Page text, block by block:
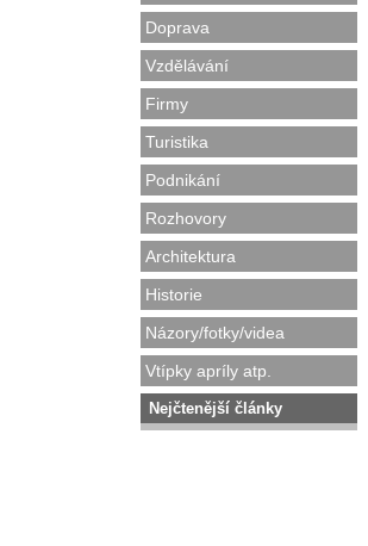
Doprava
Vzdělávání
Firmy
Turistika
Podnikání
Rozhovory
Architektura
Historie
Názory/fotky/videa
Vtípky apríly atp.
Nejčtenější články